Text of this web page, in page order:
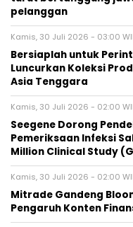
pelanggan
Kamis, 30 Juli 2026 - 03:00
Bersiaplah untuk
Luncurkan Koleksi
Asia Tenggara
Kamis, 30 Juli 2026 - 02:00
Seegene Dorong
Pemeriksaan Infeksi
Million Clinical Study
Kamis, 30 Juli 2026 - 02:00
Mitrade Gandeng
Pengaruh Konten